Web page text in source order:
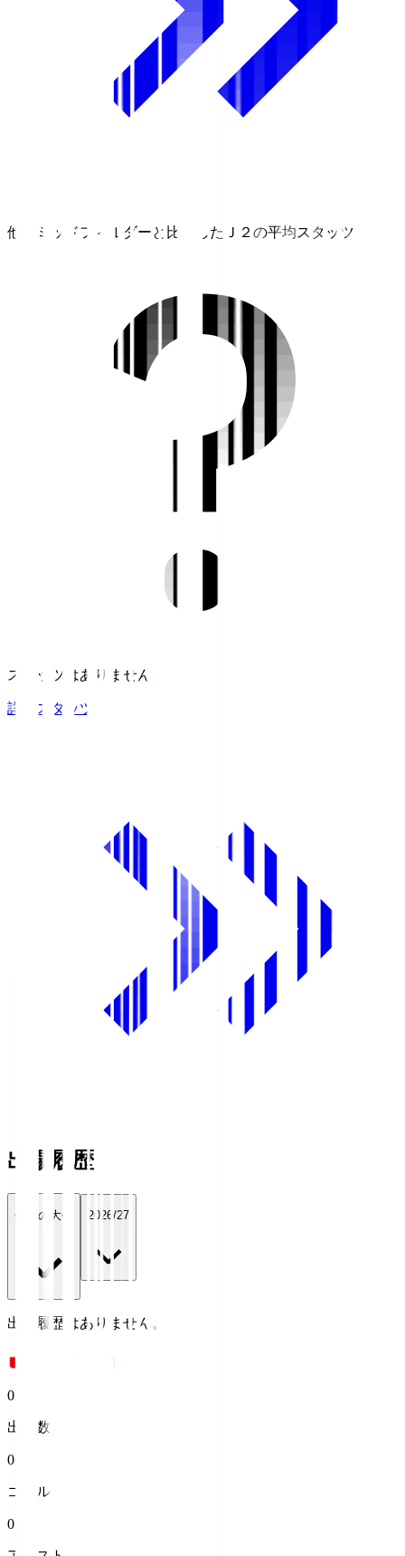
他のミッドフィルダーと比較したＪ２の平均スタッツ
スタッツはありません。
詳細スタッツ
出場履歴
全ての大会 2026/27
出場履歴はありません。
0
出場数
0
ゴール
0